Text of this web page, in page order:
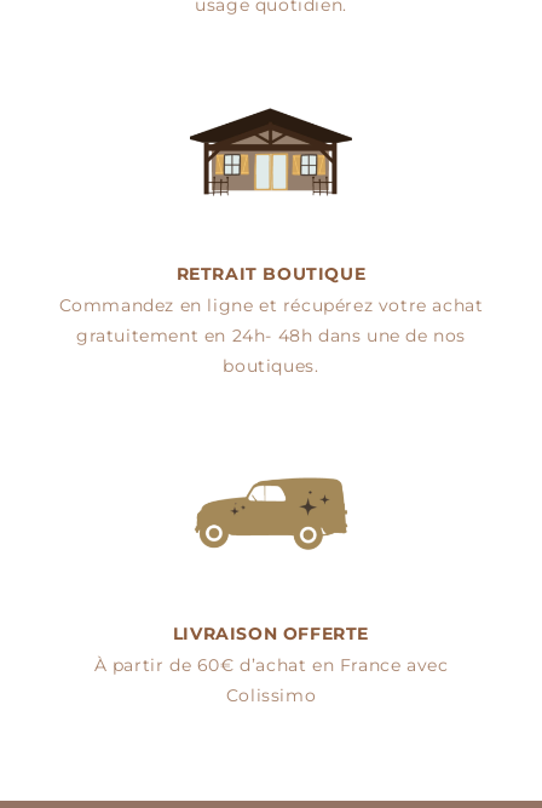
usage quotidien.
RETRAIT BOUTIQUE
Commandez en ligne et récupérez votre achat
gratuitement en 24h- 48h dans une de nos
boutiques.
LIVRAISON OFFERTE
À partir de 60€ d’achat en France avec
Colissimo